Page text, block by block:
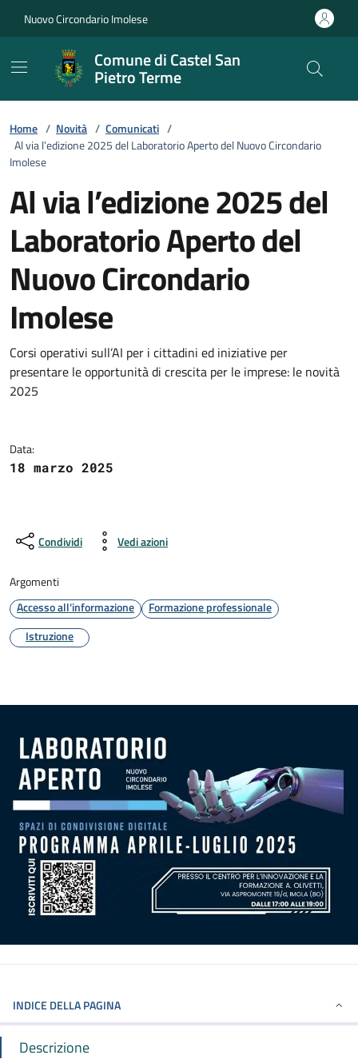
Nuovo Circondario Imolese
Comune di Castel San
Pietro Terme
Home / Novità / Comunicati /
Al via l’edizione 2025 del Laboratorio Aperto del Nuovo Circondario
Imolese
Al via l’edizione 2025 del
Laboratorio Aperto del
Nuovo Circondario
Imolese
Dettagli della notizia
Corsi operativi sull’AI per i cittadini ed iniziative per
presentare le opportunità di crescita per le imprese: le novità
2025
Data:
18 marzo 2025
Condividi Vedi azioni
Argomenti
Accesso all'informazione
Formazione professionale
Istruzione
INDICE DELLA PAGINA
Descrizione